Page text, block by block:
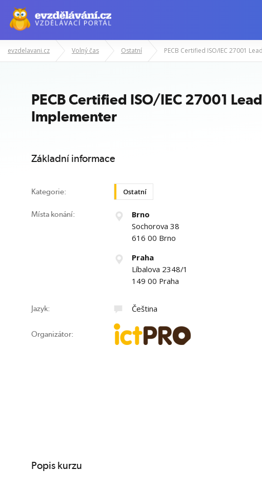
Manažerské kurzy Odborné znalosti
evzdelavani.cz Volný čas Ostatní
PECB Certified ISO/IEC 27001 Lead
Implementer
Základní informace
Kategorie: Ostatní
Místa konání:
Brno
Sochorova 38
616 00 Brno
Praha
Líbalova 2348/1
149 00 Praha
Jazyk: Čeština
Organizátor:
Popis kurzu